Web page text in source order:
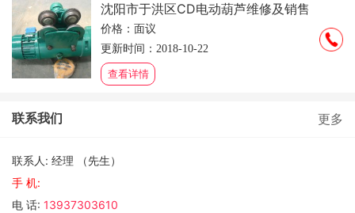
沈阳市于洪区CD电动葫芦维修及销售
价格：面议
更新时间：2018-10-22
查看详情
联系我们 更多
联系人: 经理 （先生）
手 机:
电 话: 13937303610